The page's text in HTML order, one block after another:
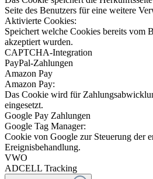
Seite des Benutzers für eine weitere
Aktivierte Cookies:
Speichert welche Cookies bereits vom
akzeptiert wurden.
CAPTCHA-Integration
PayPal-Zahlungen
Amazon Pay
Amazon Pay:
Das Cookie wird für
eingesetzt.
Google Pay Zahlungen
Google Tag Manager:
Cookie von Google zur Steuerung der
Ereignisbehandlung.
VWO
ADCELL Tracking